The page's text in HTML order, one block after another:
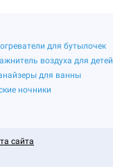
для бутылочек
воздуха для детей
для ванны
ночники
сайта